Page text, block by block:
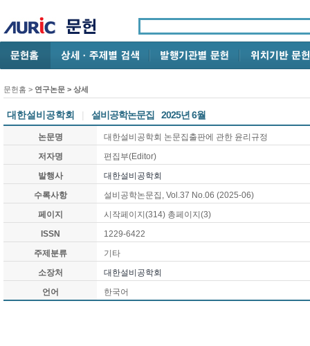
문헌홈 > 연구논문 > 상세
대한설비공학회 | 설비공학논문집 2025년 6월
논문명
대한설비공학회 논문집출판에 관한 윤리규정
저자명
편집부(Editor)
발행사
대한설비공학회
수록사항
설비공학논문집, Vol.37 No.06 (2025-06)
페이지
시작페이지(314) 총페이지(3)
ISSN
1229-6422
주제분류
기타
소장처
대한설비공학회
언어
한국어